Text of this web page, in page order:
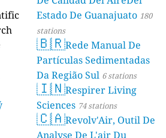
Estado De Guanajuato 180
stations
🇧🇷Rede Manual De
Partículas Sedimentadas
Da Região Sul 6 stations
🇮🇳Respirer Living
Sciences 74 stations
🇨🇦Revolv'Air, Outil De
Analyse De L'air Du